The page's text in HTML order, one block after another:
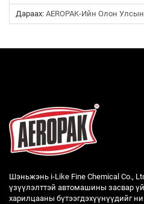
Дараах: AEROPAK-Ийн Олон
Шэньжэнь i-Like Fine Chemical Co.,
үзүүлэлттэй автомашины засвар
харилцааны бүтээгдэхүүнүүдийг